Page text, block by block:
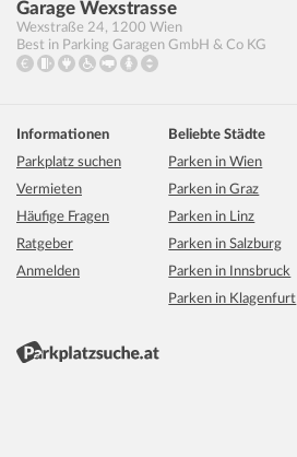
Garage Wexstrasse
Wexstraße 24, 1200 Wien
Best in Parking Garagen GmbH & Co KG
Informationen
Parkplatz suchen
Vermieten
Häufige Fragen
Ratgeber
Anmelden
Beliebte Städte
Parken in Wien
Parken in Graz
Parken in Linz
Parken in Salzburg
Parken in Innsbruck
Parken in Klagenfurt